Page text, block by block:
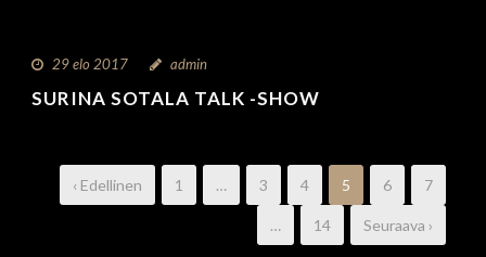
29 elo 2017 admin
SURINA SOTALA TALK -SHOW
‹ Edellinen 1 … 3 4 5 6 7
… 14 Seuraava ›